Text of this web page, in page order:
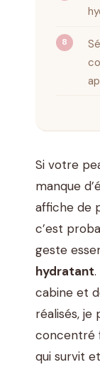
Si votre
manque
affiche de
c’est
geste
hydratant
cabine et
réalisés, je
concentré
qui survit